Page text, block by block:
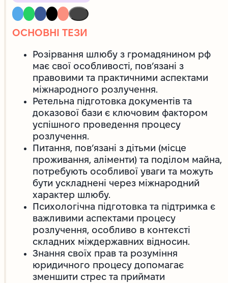
ОСНОВНІ ТЕЗИ
Розірвання шлюбу з громадянином рф
має свої особливості, пов’язані з
правовими та практичними аспектами
міжнародного розлучення.
Ретельна підготовка документів та
доказової бази є ключовим фактором
успішного проведення процесу
розлучення.
Питання, пов’язані з дітьми (місце
проживання, аліменти) та поділом майна,
потребують особливої уваги та можуть
бути ускладнені через міжнародний
характер шлюбу.
Психологічна підготовка та підтримка є
важливими аспектами процесу
розлучення, особливо в контексті
складних міждержавних відносин.
Знання своїх прав та розуміння
юридичного процесу допомагає
зменшити стрес та приймати